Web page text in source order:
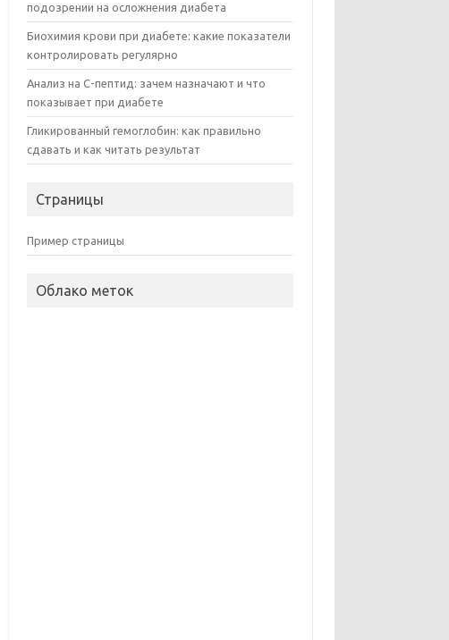
подозрении на осложнения диабета
Биохимия крови при диабете: какие показатели
контролировать регулярно
Анализ на С-пептид: зачем назначают и что
показывает при диабете
Гликированный гемоглобин: как правильно
сдавать и как читать результат
Страницы
Пример страницы
Облако меток